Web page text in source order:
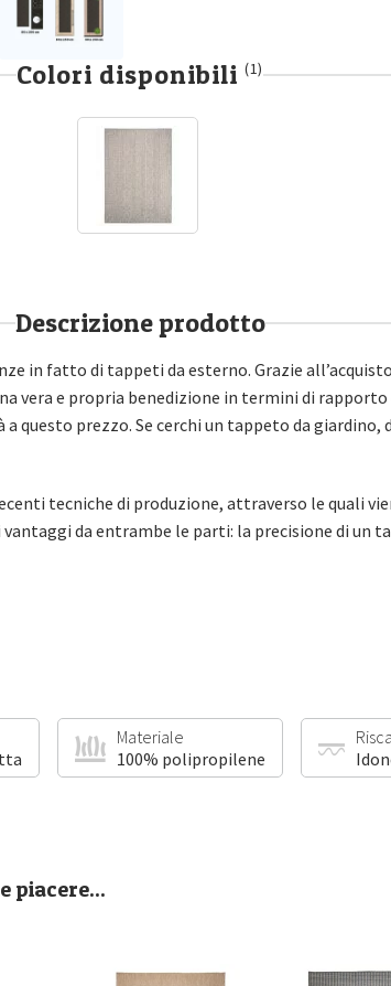
Colori disponibili (1)
Descrizione prodotto
in fatto di tappeti da esterno. Grazie
vera e propria benedizione in termini di
questo prezzo. Se cerchi un tappeto da
tecniche di produzione, attraverso le quali
da entrambe le parti: la precisione di un
Materiale
100% polipropilene
piacere...